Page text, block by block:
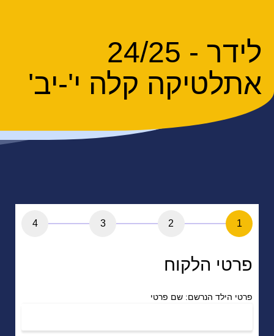
לידר - 24/25
אתלטיקה קלה י'-יב'
1
2
3
4
פרטי הלקוח
פרטי הילד הנרשם: שם פרטי